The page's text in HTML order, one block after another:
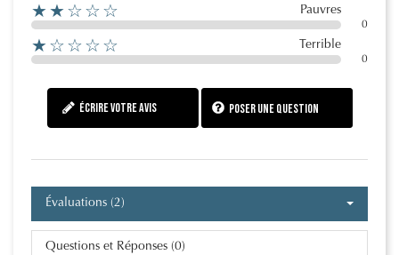
★★☆☆☆ Pauvres
0
★☆☆☆☆ Terrible
0
Écrire votre avis Poser une question
Évaluations (2)
Questions et Réponses (0)